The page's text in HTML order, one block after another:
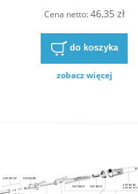
Cena netto:46,35 zł
do koszyka
zobacz więcej